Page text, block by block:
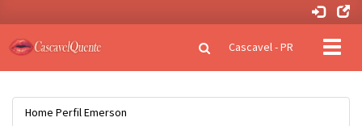
Clique
Cascavel - PR
Home PerfilEmerson